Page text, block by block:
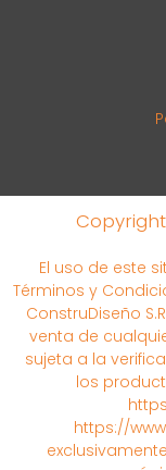
El uso de este
Términos y
ConstruDiseño
venta de
sujeta a la
los
https://